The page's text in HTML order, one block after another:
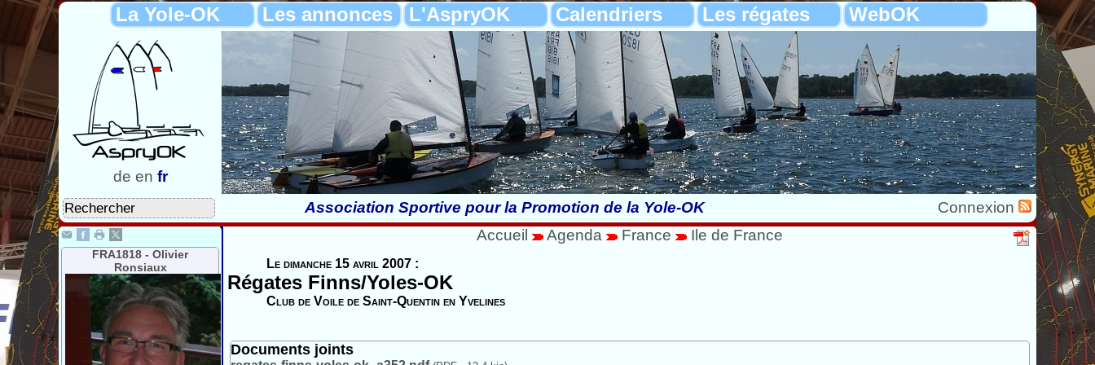
La Yole-OK Les annonces L'AspryOK Calendriers Les régates WebOK
de en fr
Association Sportive pour la Promotion de la Yole-OK
Connexion
FRA1818 - Olivier
Ronsiaux
Accueil Agenda France Ile de France
Le dimanche 15 avril 2007 :
Régates Finns/Yoles-OK
Club de Voile de Saint-Quentin en Yvelines
Documents joints